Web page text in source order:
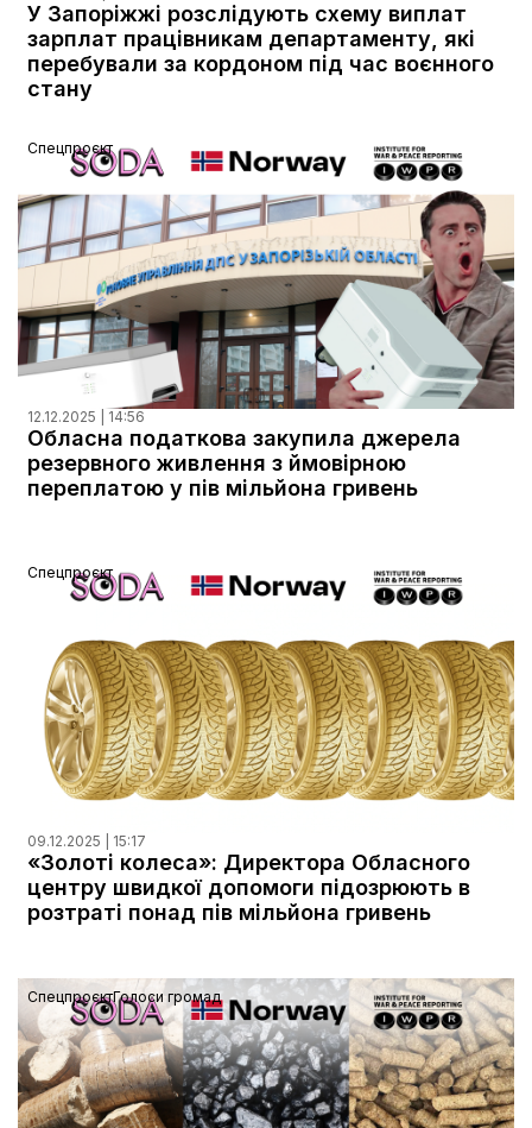
У Запоріжжі розслідують схему виплат
зарплат працівникам департаменту, які
перебували за кордоном під час воєнного
стану
Спецпроєкт
12.12.2025 | 14:56
Обласна податкова закупила джерела
резервного живлення з ймовірною
переплатою у пів мільйона гривень
Спецпроєкт
09.12.2025 | 15:17
«Золоті колеса»: Директора Обласного
центру швидкої допомоги підозрюють в
розтраті понад пів мільйона гривень
СпецпроєктГолоси громад